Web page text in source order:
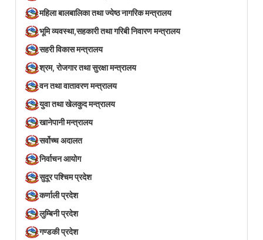
महिला बालबालिका तथा ज्येष्ठ नागरिक मन्त्रालय
भूमि व्यवस्था,सहकारी तथा गरिबी निवारण मन्त्रालय
सहरी विकास मन्त्रालय
श्रम, रोजगार तथा सुरक्षा मन्त्रालय
वन तथा वातावरण मन्त्रालय
युवा तथा खेलकुद मन्त्रालय
खानेपानी मन्त्रालय
सर्वोच्च अदालत
निर्वाचन आयोग
सुदूर पश्चिम प्रदेश
कर्णाली प्रदेश
लुम्बिनी प्रदेश
गण्डकी प्रदेश